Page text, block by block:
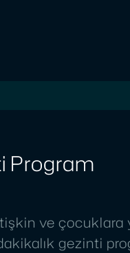
Program
ve çocuklara
gezinti